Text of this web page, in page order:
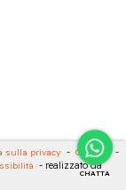
CHATTA
sulla privacy - Cookies
-
- realizzato da